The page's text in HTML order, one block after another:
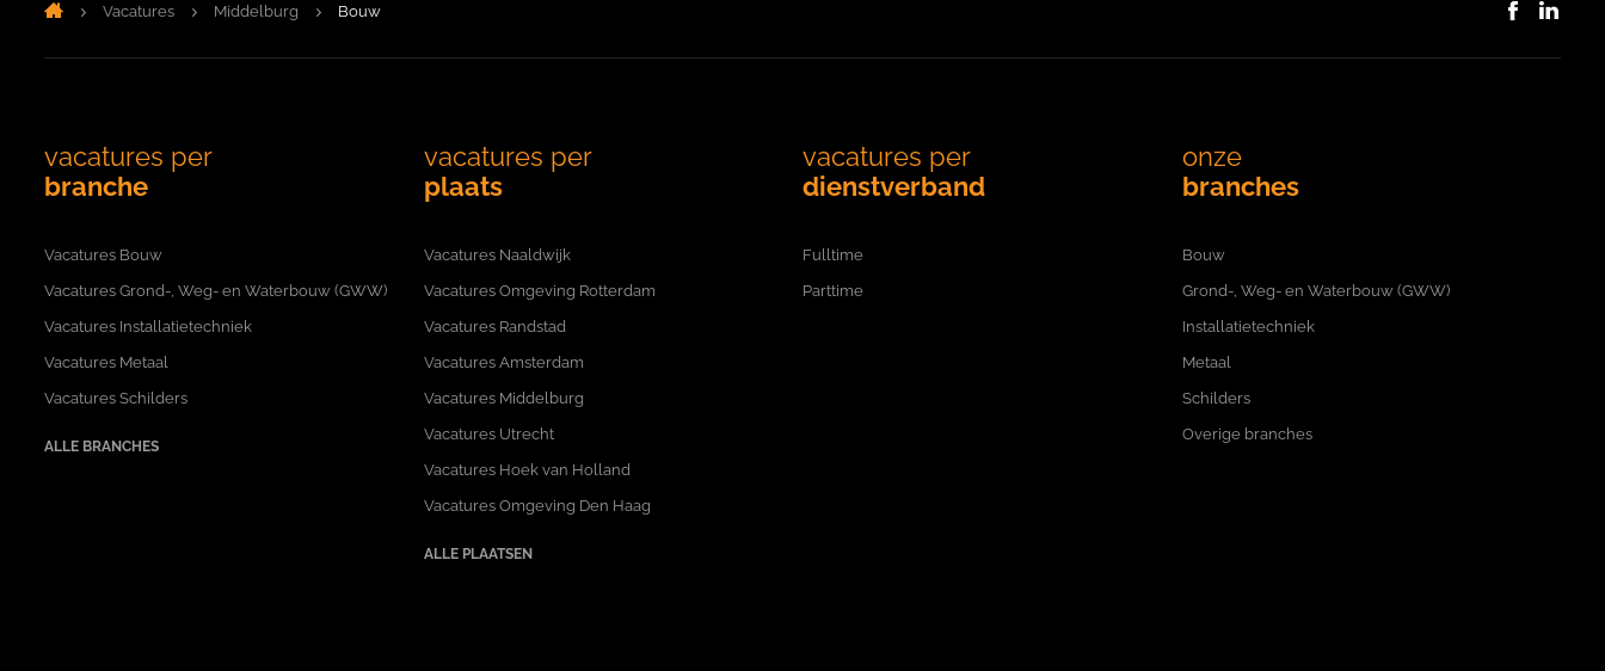
Vacatures Middelburg Bouw
vacatures per
branche
Vacatures Bouw
Vacatures Grond-, Weg- en Waterbouw (GWW)
Vacatures Installatietechniek
Vacatures Metaal
Vacatures Schilders
ALLE BRANCHES
vacatures per
plaats
Vacatures Naaldwijk
Vacatures Omgeving Rotterdam
Vacatures Randstad
Vacatures Amsterdam
Vacatures Middelburg
Vacatures Utrecht
Vacatures Hoek van Holland
Vacatures Omgeving Den Haag
ALLE PLAATSEN
vacatures per
dienstverband
Fulltime
Parttime
onze
branches
Bouw
Grond-, Weg- en Waterbouw (GWW)
Installatietechniek
Metaal
Schilders
Overige branches